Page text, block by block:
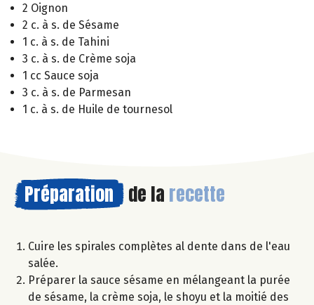
2 Oignon
2 c. à s. de Sésame
1 c. à s. de Tahini
3 c. à s. de Crème soja
1 cc Sauce soja
3 c. à s. de Parmesan
1 c. à s. de Huile de tournesol
Préparation de la recette
Cuire les spirales complètes al dente dans de l'eau
salée.
Préparer la sauce sésame en mélangeant la purée
de sésame, la crème soja, le shoyu et la moitié des